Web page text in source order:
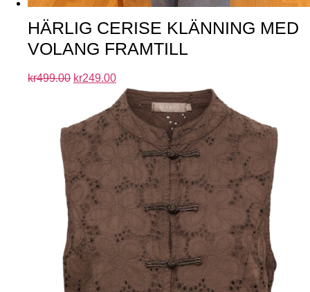
HÄRLIG CERISE KLÄNNING MED
VOLANG FRAMTILL
kr499.00 kr249.00